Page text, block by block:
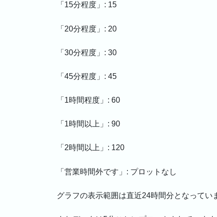
「15分程度」: 15
「20分程度」: 20
「30分程度」: 30
「45分程度」: 45
「1時間程度」: 60
「1時間以上」: 90
「2時間以上」: 120
「営業時間外です」: プロットなし
グラフの表示範囲は直近24時間分となってい